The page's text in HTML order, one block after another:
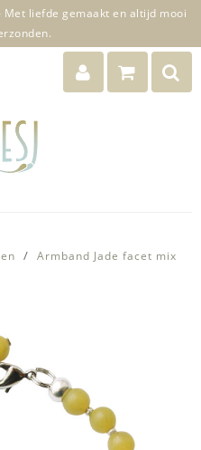
Met liefde gemaakt en altijd mooi
Armband Jade facet mix